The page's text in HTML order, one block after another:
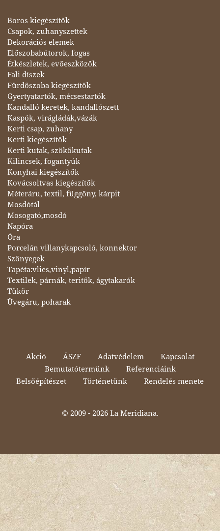
Boros kiegészítők
Csapok, zuhanyszettek
Dekorációs elemek
Előszobabútorok, fogas
Étkészletek, evőeszközök
Fali díszek
Fürdőszoba kiegészítők
Gyertyatartók, mécsestartók
Kandalló keretek, kandallószett
Kaspók, virágládák,vázák
Kerti csap, zuhany
Kerti kiegészítők
Kerti kutak, szökőkutak
Kilincsek, fogantyúk
Konyhai kiegészítők
Kovácsoltvas kiegészítők
Méteráru, textil, függöny, kárpit
Mosdótál
Mosogató,mosdó
Napóra
Óra
Porcelán villanykapcsoló, konnektor
Szőnyegek
Tapéta:vlies,vinyl,papír
Textilek, párnák, teritők, ágytakarók
Tükör
Üvegáru, poharak
Akció ÁSZF Adatvédelem
Kapcsolat
Bemutatótermünk
Referenciáink
Belsőépítészet
Történetünk Rendelés menete
© 2009 - 2026 La Meridiana.